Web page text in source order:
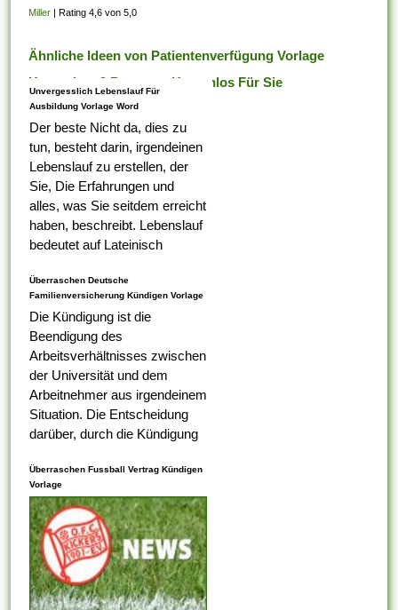
Miller
Rating 4,6 von 5,0
Ähnliche Ideen von Patientenverfügung Vorlage
Kostenlos: 9 Beratung Kostenlos Für Sie
Unvergesslich Lebenslauf Für
Ausbildung Vorlage Word
Der beste Nicht da, dies zu
tun, besteht darin, irgendeinen
Lebenslauf zu erstellen, der
Sie, Die Erfahrungen und
alles, was Sie seitdem erreicht
haben, beschreibt. Lebenslauf
bedeutet auf Lateinisch
Tabelle darauf ist,...
Überraschen Deutsche
Familienversicherung Kündigen Vorlage
Die Kündigung ist die
Beendigung des
Arbeitsverhältnisses zwischen
der Universität und dem
Arbeitnehmer aus irgendeinem
Situation. Die Entscheidung
darüber, durch die Kündigung
ungerecht ist , alternativ nicht,
liegt bei dem
Arbeitsaufsichtsbeamten oder
vom Ermessen des...
Überraschen Fussball Vertrag Kündigen
Vorlage